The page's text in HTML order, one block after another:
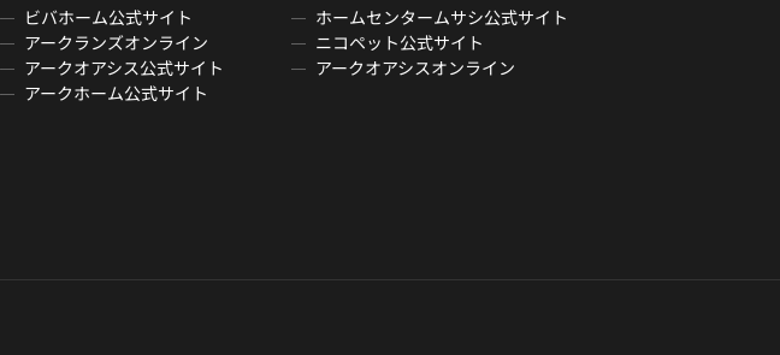
ビバホーム公式サイト
ホームセンタームサシ公式サイト
アークランズオンライン
ニコペット公式サイト
アークオアシス公式サイト
アークオアシスオンライン
アークホーム公式サイト